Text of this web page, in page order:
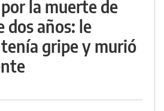
la muerte de
dos años: le
gripe y murió